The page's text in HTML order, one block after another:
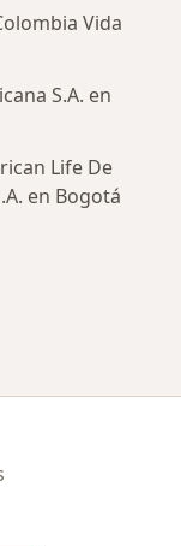
Vida
S.A. en
Life De
en Bogotá